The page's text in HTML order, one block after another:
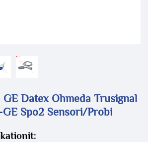
Datex Ohmeda Trusignal
GE Spo2 Sensori/Probi